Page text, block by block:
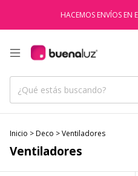
HACEMOS ENVÍOS EN
Inicio >Deco >Ventiladores
Ventiladores